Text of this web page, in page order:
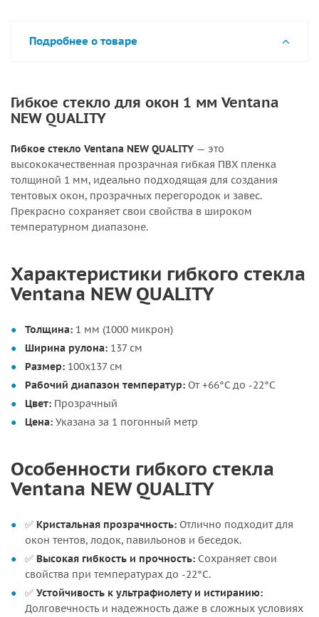
Подробнее о товаре
Гибкое стекло для окон 1 мм Ventana
NEW QUALITY
Гибкое стекло Ventana NEW QUALITY — это
высококачественная прозрачная гибкая ПВХ пленка
толщиной 1 мм, идеально подходящая для создания
тентовых окон, прозрачных перегородок и завес.
Прекрасно сохраняет свои свойства в широком
температурном диапазоне.
Характеристики гибкого стекла
Ventana NEW QUALITY
Толщина: 1 мм (1000 микрон)
Ширина рулона: 137 см
Размер: 100х137 см
Рабочий диапазон температур: От +66°C до -22°C
Цвет: Прозрачный
Цена: Указана за 1 погонный метр
Особенности гибкого стекла
Ventana NEW QUALITY
✅ Кристальная прозрачность: Отлично подходит для
окон тентов, лодок, павильонов и беседок.
✅ Высокая гибкость и прочность: Сохраняет свои
свойства при температурах до -22°C.
✅ Устойчивость к ультрафиолету и истиранию:
Долговечность и надежность даже в сложных условиях